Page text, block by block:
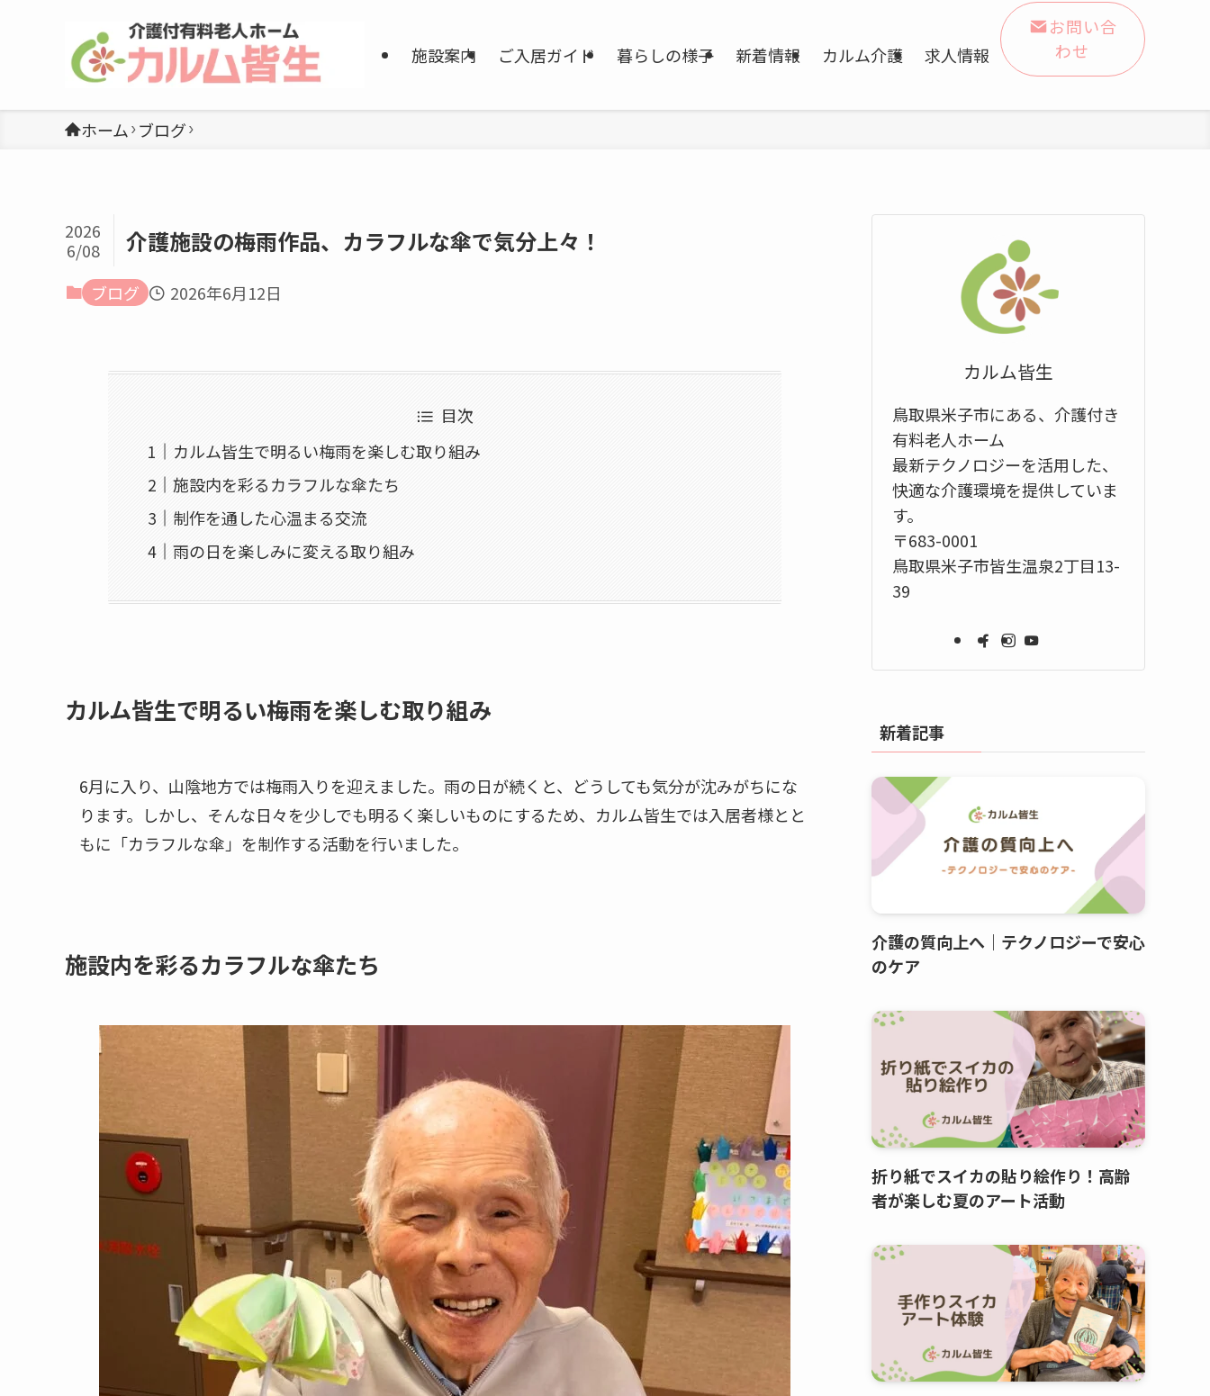
施設案内 ご入居ガイド 暮らしの様子 新着情報 カルム介護 求人情報
お問い合
わせ
ホーム ブログ
介護施設の梅雨作品、カラフルな傘で気分上々！
2026
6/08
ブログ
2026年6月12日
目次
カルム皆生で明るい梅雨を楽しむ取り組み
施設内を彩るカラフルな傘たち
制作を通した心温まる交流
雨の日を楽しみに変える取り組み
カルム皆生で明るい梅雨を楽しむ取り組み
6月に入り、山陰地方では梅雨入りを迎えました。雨の日が続くと、どうしても気分が沈みがちにな
ります。しかし、そんな日々を少しでも明るく楽しいものにするため、カルム皆生では入居者様とと
もに「カラフルな傘」を制作する活動を行いました。
施設内を彩るカラフルな傘たち
カルム皆生
鳥取県米子市にある、介護付き
有料老人ホーム
最新テクノロジーを活用した、
快適な介護環境を提供していま
す。
〒683-0001
鳥取県米子市皆生温泉2丁目13-
39
新着記事
介護の質向上へ｜テクノロジーで安心
のケア
折り紙でスイカの貼り絵作り！高齢
者が楽しむ夏のアート活動